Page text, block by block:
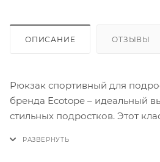
ОПИСАНИЕ ОТЗЫВЫ
Рюкзак спортивный для
бренда Ecotope – идеальный
стильных подростков. Этот